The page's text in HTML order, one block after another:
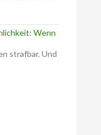
Wenn
strafbar. Und